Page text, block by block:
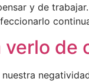
y de
de